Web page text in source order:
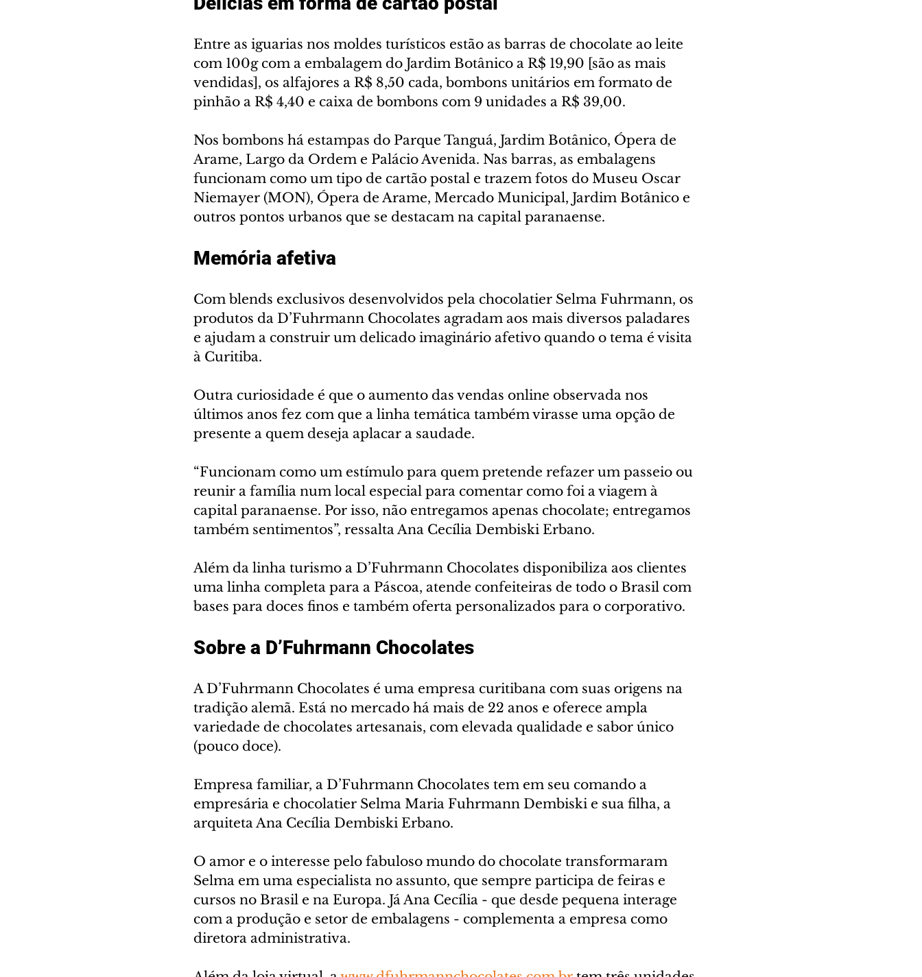
Entre as iguarias nos moldes turísticos estão as barras de chocolate ao leite
com 100g com a embalagem do Jardim Botânico a R$ 19,90 [são as mais
vendidas], os alfajores a R$ 8,50 cada, bombons unitários em formato de
pinhão a R$ 4,40 e caixa de bombons com 9 unidades a R$ 39,00.
Nos bombons há estampas do Parque Tanguá, Jardim Botânico, Ópera de
Arame, Largo da Ordem e Palácio Avenida. Nas barras, as embalagens
funcionam como um tipo de cartão postal e trazem fotos do Museu Oscar
Niemayer (MON), Ópera de Arame, Mercado Municipal, Jardim Botânico e
outros pontos urbanos que se destacam na capital paranaense.
Memória afetiva
Com blends exclusivos desenvolvidos pela chocolatier Selma Fuhrmann, os
produtos da D’Fuhrmann Chocolates agradam aos mais diversos paladares
e ajudam a construir um delicado imaginário afetivo quando o tema é visita
à Curitiba.
Outra curiosidade é que o aumento das vendas online observada nos
últimos anos fez com que a linha temática também virasse uma opção de
presente a quem deseja aplacar a saudade.
“Funcionam como um estímulo para quem pretende refazer um passeio ou
reunir a família num local especial para comentar como foi a viagem à
capital paranaense. Por isso, não entregamos apenas chocolate; entregamos
também sentimentos”, ressalta Ana Cecília Dembiski Erbano.
Além da linha turismo a D’Fuhrmann Chocolates disponibiliza aos clientes
uma linha completa para a Páscoa, atende confeiteiras de todo o Brasil com
bases para doces finos e também oferta personalizados para o corporativo.
Sobre a D’Fuhrmann Chocolates
A D’Fuhrmann Chocolates é uma empresa curitibana com suas origens na
tradição alemã. Está no mercado há mais de 22 anos e oferece ampla
variedade de chocolates artesanais, com elevada qualidade e sabor único
(pouco doce).
Empresa familiar, a D’Fuhrmann Chocolates tem em seu comando a
empresária e chocolatier Selma Maria Fuhrmann Dembiski e sua filha, a
arquiteta Ana Cecília Dembiski Erbano.
O amor e o interesse pelo fabuloso mundo do chocolate transformaram
Selma em uma especialista no assunto, que sempre participa de feiras e
cursos no Brasil e na Europa. Já Ana Cecília - que desde pequena interage
com a produção e setor de embalagens - complementa a empresa como
diretora administrativa.